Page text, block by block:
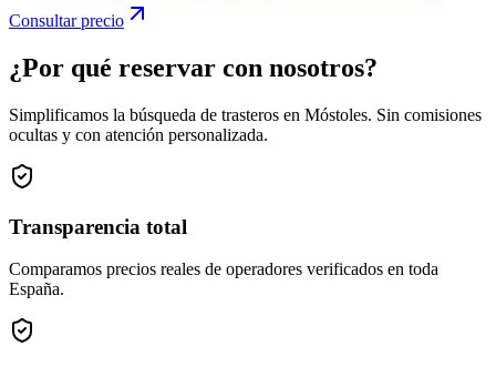
Consultar precio
¿Por qué reservar con nosotros?
Simplificamos la búsqueda de trasteros en Móstoles. Sin comisiones
ocultas y con atención personalizada.
Transparencia total
Comparamos precios reales de operadores verificados en toda
España.